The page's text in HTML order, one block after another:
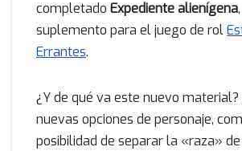
completado Expediente alienígena
suplemento para el juego de rol
Errantes.
¿Y de qué va este nuevo material?
nuevas opciones de personaje,
posibilidad de separar la «raza»